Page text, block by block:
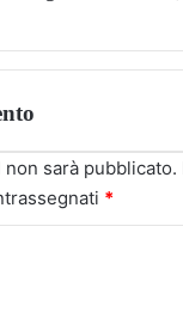
sarà pubblicato.
*